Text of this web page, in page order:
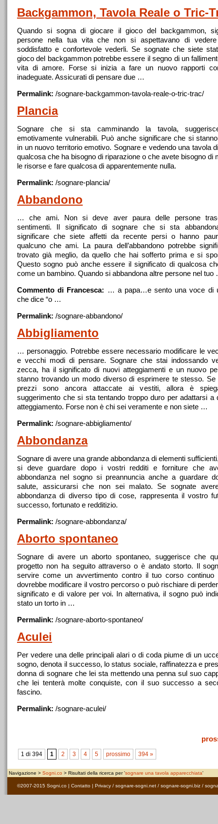
Backgammon, TavolaReale o Tric-
Quando si sogna di giocare il gioco del backgammon,
persone nella tua vita che non si aspettavano di
soddisfatto e confortevole vederli. Se sognate che siete
gioco del backgammon potrebbe essere il segno di un
vita di amore. Forse si inizia a fare un nuovo rapporti
inadeguate. Assicurati di pensare due …
Permalink: /sognare-backgammon-tavola-reale-o-tric-trac/
Plancia
Sognare che si sta camminando la tavola,
emotivamente vulnerabili. Può anche significare che si
in un nuovo territorio emotivo. Sognaree vedendo una tavola
qualcosa che ha bisogno di riparazione o che avete bisogno di
le risorse e fare qualcosa di apparentemente nulla.
Permalink: /sognare-plancia/
Abbandono
… che ami. Non si deve aver paura delle persone
sentimenti. Il significato disognare che si sta
significare che siete affetti da recente persi o hanno
qualcuno che ami. La paura dell’abbandono potrebbe
trovato già meglio, da quello che hai sofferto prima e si
Questo sogno può anche essere il significato di qualcosa
come un bambino. Quando si abbandona altre persone nel
Commento di Francesca: … a papa…e sento una voce di
che dice “o …
Permalink: /sognare-abbandono/
Abbigliamento
… personaggio. Potrebbe essere necessario modificare le
e vecchi modi di pensare. Sognare che stai indossando
zecca, ha il significato di nuovi atteggiamenti e un nuovo
stanno trovando un modo diverso di esprimere te stesso. Se
prezzi sono ancora attaccate ai vestiti, allora è
suggerimento che si sta tentando troppo duro per adattarsi a
atteggiamento. Forse non è chi sei veramente e non siete …
Permalink: /sognare-abbigliamento/
Abbondanza
Sognare di avere una grande abbondanza di elementi
si deve guardare dopo i vostri redditi e forniture che
abbondanza nel sogno si preannuncia anche a guardare
salute, assicurarsi che non sei malato. Se sognate
abbondanza di diverso tipo di cose, rappresenta il vostro
successo, fortunato e redditizio.
Permalink: /sognare-abbondanza/
Aborto spontaneo
Sognare di avere un aborto spontaneo, suggerisce che
progetto non ha seguito attraverso o è andato storto. Il
servire come un avvertimento contro il tuo corso continuo
dovrebbe modificare il vostro percorso o può rischiare di
significato e di valore per voi. In alternativa, il sogno può
stato un torto in …
Permalink: /sognare-aborto-spontaneo/
Aculei
Per vedere una delle principali alari o di coda piume di un
sogno, denota il successo, lo status sociale, raffinatezza e
donna di sognareche lei sta mettendo una penna sul suo
che lei tenterà molte conquiste, con il suo successo a
fascino.
Permalink: /sognare-aculei/
1 di 394 1 2 3 4 5 prossimo 394 »
Navigazione > Sogni.co > Risultati della ricerca per 'sognare una tavola apparecchiata'
©2007-2015 Sogni.co | Contatto | Privacy / sognare-sogni.net / sognare-sogni.biz /